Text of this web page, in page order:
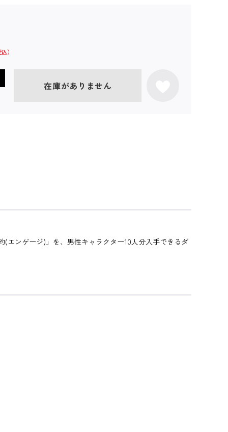
在庫がありません
エンゲージ)」を、男性キャラクター10人分入手できるダ